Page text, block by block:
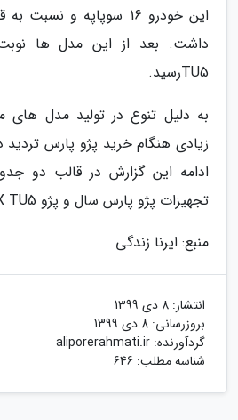
این خودرو 16 سوپاپه و
داشت. بعد از این مدل ها
TU5رسید.
به دلیل تنوع در تولید مدل های
زیادی هنگام خرید پژو پارس تردید
ادامه این گزارش در قالب دو
تجهیزات پژو پارس سال و پژو LX TU5 آورده شده است.
منبع: ایرنا زندگی
انتشار: 8 دی 1399
بروزرسانی: 8 دی 1399
گردآورنده: aliporerahmati.ir
شناسه مطلب: 646